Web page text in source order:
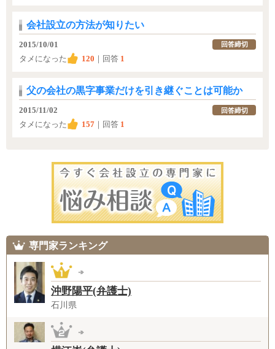
会社設立の方法が知りたい
2015/10/01
タメになった
120 ｜回答 1
回答締切
父の会社の黒字事業だけを引き継ぐことは可能か
2015/11/02
タメになった
157 ｜回答 1
回答締切
専門家ランキング
沖野陽平(弁護士)
石川県